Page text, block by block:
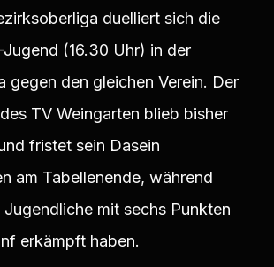
duelliert sich die
(16.30 Uhr) in der
gegen den gleichen Verein. Der
TV Weingarten blieb bisher
fristet sein Dasein
am Tabellenende, während
mit sechs Punkten
erkämpft haben.